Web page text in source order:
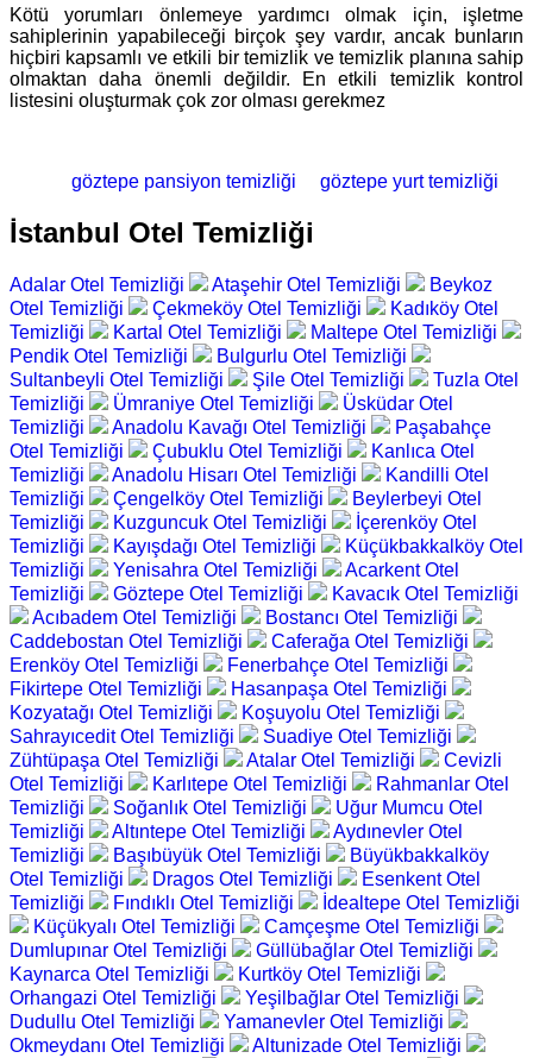
Kötü yorumları önlemeye yardımcı olmak için, işletme
sahiplerinin yapabileceği birçok şey vardır, ancak bunların
hiçbiri kapsamlı ve etkili bir temizlik ve temizlik planına sahip
olmaktan daha önemli değildir. En etkili temizlik kontrol
listesini oluşturmak çok zor olması gerekmez
göztepe pansiyon temizliği göztepe yurt temizliği
İstanbul Otel Temizliği
Adalar Otel Temizliği Ataşehir Otel Temizliği
Beykoz
Otel Temizliği
Çekmeköy Otel Temizliği
Kadıköy Otel
Temizliği
Kartal Otel Temizliği
Maltepe Otel Temizliği
Pendik Otel Temizliği
Bulgurlu Otel Temizliği
Sultanbeyli Otel Temizliği
Şile Otel Temizliği
Tuzla Otel
Temizliği
Ümraniye Otel Temizliği
Üsküdar Otel
Temizliği
Anadolu Kavağı Otel Temizliği
Paşabahçe
Otel Temizliği
Çubuklu Otel Temizliği
Kanlıca Otel
Temizliği
Anadolu Hisarı Otel Temizliği
Kandilli Otel
Temizliği
Çengelköy Otel Temizliği
Beylerbeyi Otel
Temizliği
Kuzguncuk Otel Temizliği
İçerenköy Otel
Temizliği
Kayışdağı Otel Temizliği
Küçükbakkalköy Otel
Temizliği
Yenisahra Otel Temizliği
Acarkent Otel
Temizliği
Göztepe Otel Temizliği
Kavacık Otel Temizliği
Acıbadem Otel Temizliği
Bostancı Otel Temizliği
Caddebostan Otel Temizliği
Caferağa Otel Temizliği
Erenköy Otel Temizliği
Fenerbahçe Otel Temizliği
Fikirtepe Otel Temizliği
Hasanpaşa Otel Temizliği
Kozyatağı Otel Temizliği
Koşuyolu Otel Temizliği
Sahrayıcedit Otel Temizliği
Suadiye Otel Temizliği
Zühtüpaşa Otel Temizliği
Atalar Otel Temizliği
Cevizli
Otel Temizliği
Karlıtepe Otel Temizliği
Rahmanlar Otel
Temizliği
Soğanlık Otel Temizliği
Uğur Mumcu Otel
Temizliği
Altıntepe Otel Temizliği
Aydınevler Otel
Temizliği
Başıbüyük Otel Temizliği
Büyükbakkalköy
Otel Temizliği
Dragos Otel Temizliği
Esenkent Otel
Temizliği
Fındıklı Otel Temizliği
İdealtepe Otel Temizliği
Küçükyalı Otel Temizliği
Camçeşme Otel Temizliği
Dumlupınar Otel Temizliği
Güllübağlar Otel Temizliği
Kaynarca Otel Temizliği
Kurtköy Otel Temizliği
Orhangazi Otel Temizliği
Yeşilbağlar Otel Temizliği
Dudullu Otel Temizliği
Yamanevler Otel Temizliği
Okmeydanı Otel Temizliği
Altunizade Otel Temizliği